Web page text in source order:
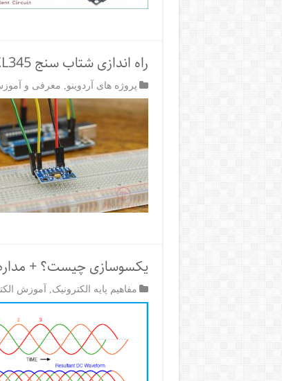
راه اندازی شتاب سنج ADXL345 با آردوینو
پروژه های آردوینو معرفی و
یکسوسازی چیست؟ +
مفاهیم پایه الکترونیک ,آموزش